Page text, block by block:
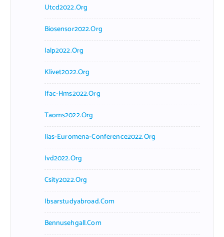
Utcd2022.org
Biosensor2022.org
Ialp2022.org
Klivet2022.org
Ifac-Hms2022.org
Taoms2022.org
Iias-Euromena-Conference2022.org
Ivd2022.org
Csity2022.org
Ibsarstudyabroad.com
Bennusehgall.com